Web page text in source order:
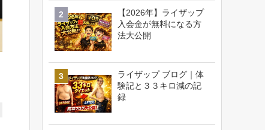
【2026年】ライザップ
入会金が無料になる方
法大公開
ライザップ ブログ｜体
験記と３３キロ減の記
録